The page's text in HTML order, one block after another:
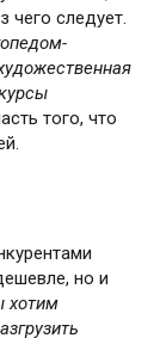
чего следует.
того, что
но и
хотим